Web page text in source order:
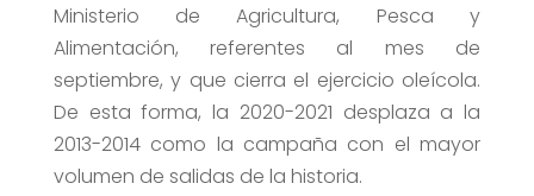
Ministerio de Agricultura, Pesca y
Alimentación, referentes al mes de
septiembre, y que cierra el ejercicio oleícola.
De esta forma, la 2020-2021 desplaza a la
2013-2014 como la campaña con el mayor
volumen de salidas de la historia.